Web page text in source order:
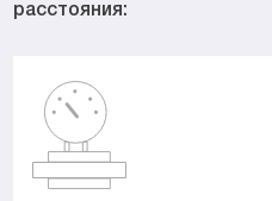
расстояния: